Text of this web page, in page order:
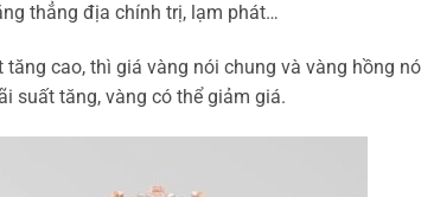
thẳng địa chính trị, lạm phát…
cao, thì giá vàng nói chung và vàng hồng
suất tăng, vàng có thể giảm giá.